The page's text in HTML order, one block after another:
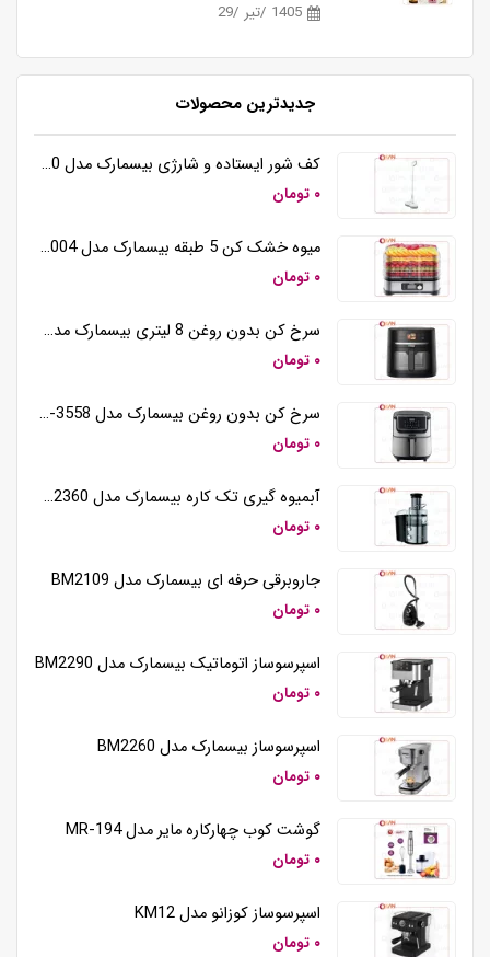
1405 /تیر /29
جدیدترین محصولات
کف شور ایستاده و شارژی بیسمارک مدل BM5510
۰ تومان
میوه خشک کن 5 طبقه بیسمارک مدل BM3004
۰ تومان
سرخ کن بدون روغن 8 لیتری بیسمارک مدل BM3570
۰ تومان
سرخ کن بدون روغن بیسمارک مدل BM-3558
۰ تومان
آبمیوه گیری تک کاره بیسمارک مدل BM2360
۰ تومان
جاروبرقی حرفه ای بیسمارک مدل BM2109
۰ تومان
اسپرسوساز اتوماتیک بیسمارک مدل BM2290
۰ تومان
اسپرسوساز بیسمارک مدل BM2260
۰ تومان
گوشت کوب چهارکاره مایر مدل MR-194
۰ تومان
اسپرسوساز کوزانو مدل KM12
۰ تومان